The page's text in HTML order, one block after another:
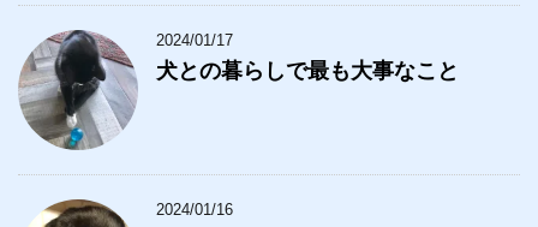
2024/01/17
犬との暮らしで最も大事なこと
2024/01/16